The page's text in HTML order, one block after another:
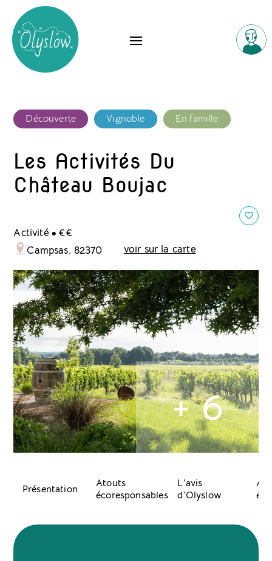
Découverte Vignoble En famille
Les Activités Du
Château Boujac
Activité. €€
Campsas, 82370
voir sur la carte
+ 6
Présentation
Atouts
écoresponsables
L'avis
d'Olyslow